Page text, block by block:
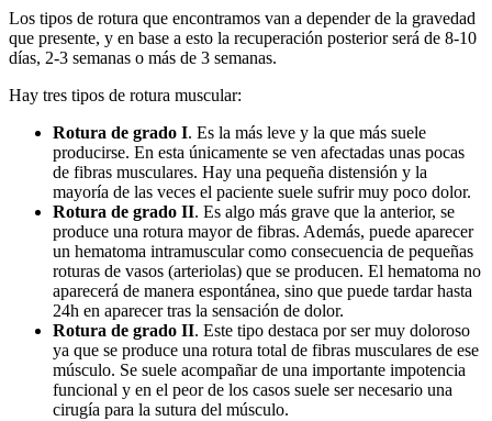
Los tipos de rotura que encontramos van a depender de la gravedad
que presente, y en base a esto la recuperación posterior será de 8-10
días, 2-3 semanas o más de 3 semanas.
Hay tres tipos de rotura muscular:
Rotura de grado I. Es la más leve y la que más suele
producirse. En esta únicamente se ven afectadas unas pocas
de fibras musculares. Hay una pequeña distensión y la
mayoría de las veces el paciente suele sufrir muy poco dolor.
Rotura de grado II. Es algo más grave que la anterior, se
produce una rotura mayor de fibras. Además, puede aparecer
un hematoma intramuscular como consecuencia de pequeñas
roturas de vasos (arteriolas) que se producen. El hematoma no
aparecerá de manera espontánea, sino que puede tardar hasta
24h en aparecer tras la sensación de dolor.
Rotura de grado II. Este tipo destaca por ser muy doloroso
ya que se produce una rotura total de fibras musculares de ese
músculo. Se suele acompañar de una importante impotencia
funcional y en el peor de los casos suele ser necesario una
cirugía para la sutura del músculo.